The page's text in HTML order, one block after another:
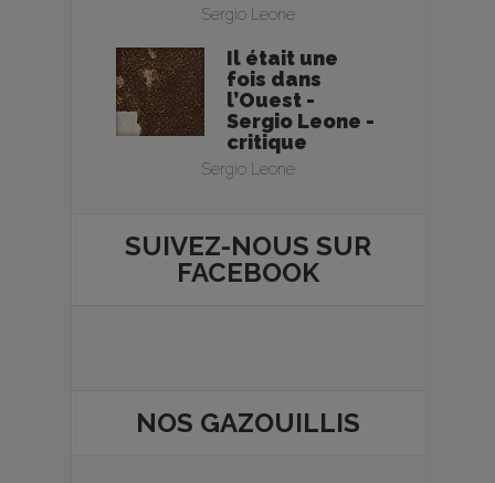
Sergio Leone
Il était une
fois dans
l’Ouest -
Sergio Leone -
critique
Sergio Leone
SUIVEZ-NOUS SUR
FACEBOOK
NOS GAZOUILLIS